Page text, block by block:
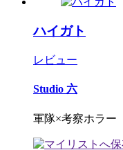
ハイガト
レビュー
Studio 六
軍隊×考察ホラー